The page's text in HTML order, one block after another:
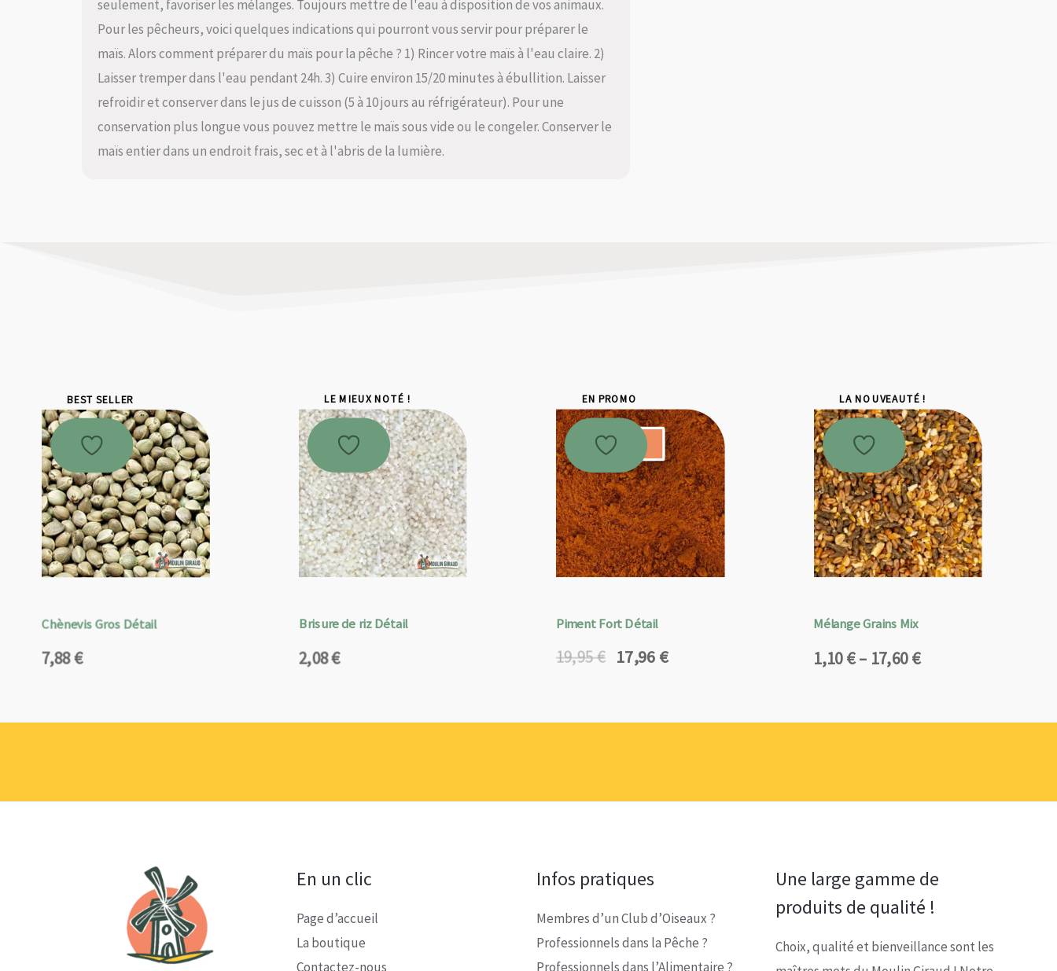
seulement, favoriser les mélanges. Toujours mettre de l'eau à disposition de vos animaux.
Pour les pêcheurs, voici quelques indications qui pourront vous servir pour préparer le
maïs. Alors comment préparer du maïs pour la pêche ? 1) Rincer votre maïs à l'eau claire. 2)
Laisser tremper dans l'eau pendant 24h. 3) Cuire environ 15/20 minutes à ébullition. Laisser
refroidir et conserver dans le jus de cuisson (5 à 10 jours au réfrigérateur). Pour une
conservation plus longue vous pouvez mettre le maïs sous vide ou le congeler. Conserver le
maïs entier dans un endroit frais, sec et à l'abris de la lumière.
BEST SELLER
Chènevis Gros Détail
7,88€
LE MIEUX NOTÉ !
Brisure de riz Détail
2,08€
EN PROMO
Promo !
Piment Fort Détail
19,95€
Le
était :
17,96 €
Le
est :
LA NOUVEAUTÉ !
Mélange Grains Mix
1,10€– 17,60€
Plage
1,10 €
En un clic
Page d’accueil
La boutique
Contactez-nous
Infos pratiques
Membres d’un Club d’Oiseaux ?
Professionnels dans la Pêche ?
Professionnels dans l’Alimentaire ?
Une large gamme de
produits de qualité !
Choix, qualité et bienveillance sont les